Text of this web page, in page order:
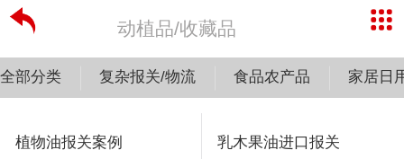
动植品/收藏品
全部分类 复杂报关/物流 食品农产品 家居日
植物油报关案例 乳木果油进口报关